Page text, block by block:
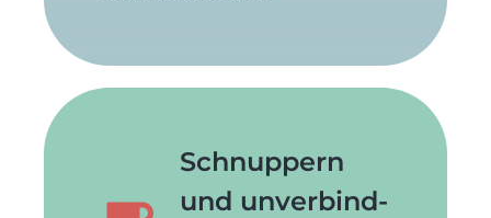
Schnup­pern
und unverbind­